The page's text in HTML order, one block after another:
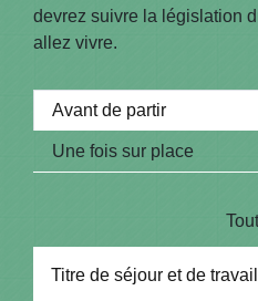
devrez suivre la législation
allez vivre.
Avant de partir
Une fois sur place
Titre de séjour et de travail